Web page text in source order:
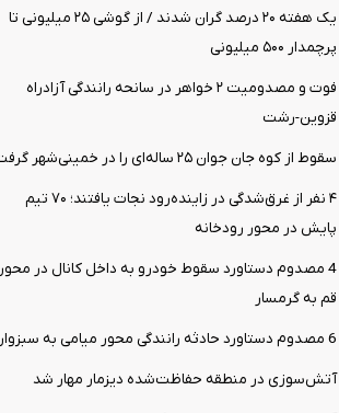
یک هفته ۲۰ درصد گران شدند / از گوشی ۲۵ میلیونی تا
پرچمدار ۵۰۰ میلیونی
فوت و مصدومیت ۲ خواهر در سانحه رانندگی آزادراه
قزوین-رشت
سقوط از کوه جان جوان ۲۵ ساله‌ای را در خمینی‌شهر گرفت
۴ نفر از غرق‌شدگی در زاینده‌رود نجات یافتند؛ ۷۰ تیم
پایش در محور رودخانه
4 مصدوم دستاورد سقوط خودرو به داخل کانال در محور
قم به گرمسار
6 مصدوم دستاورد حادثه رانندگی محور میامی به سبزوار
آتش‌سوزی در منطقه حفاظت‌شده دیزمار مهار شد